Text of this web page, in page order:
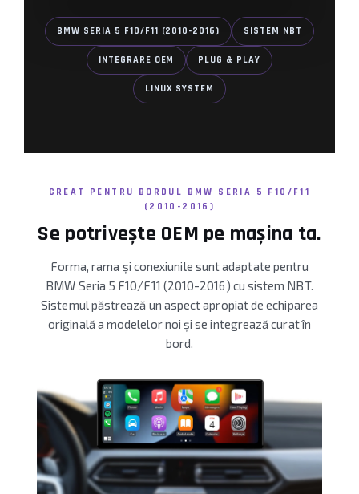
Camere Iveco
Camere Renault
Accesorii multimedia
Conectică Auto
Conectică Audi
Conectică BMW
Conectică Volkswagen
BMW SERIA 5 F10/F11 (2010-2016) SISTEM NBT
INTEGRARE OEM PLUG & PLAY
LINUX SYSTEM
CREAT PENTRU BORDUL BMW SERIA 5 F10/F11
(2010-2016)
Se potrivește OEM pe mașina ta.
Forma, rama și conexiunile sunt adaptate pentru
BMW Seria 5 F10/F11 (2010-2016) cu sistem NBT.
Sistemul păstrează un aspect apropiat de echiparea
originală a modelelor noi și se integrează curat în
bord.